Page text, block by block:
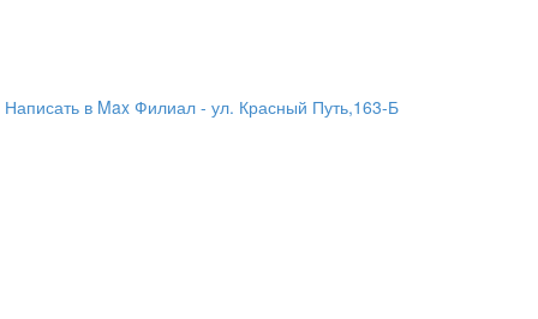
Написать в Max Филиал - ул. Красный Путь,163-Б